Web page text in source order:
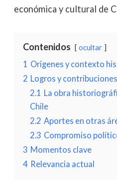
económica y cultural de
Contenidos ocultar
1 Orígenes y contexto
2 Logros y contribuciones
2.1 La obra
Chile
2.2 Aportes en otras
2.3 Compromiso
3 Momentos clave
4 Relevancia actual